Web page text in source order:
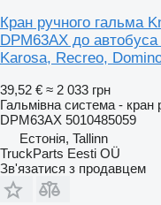
Кран ручного гальма
DPM63AX до
Karosa, Recreo,
39,52 € ≈ 2 033 грн
Гальмівна система - кран
DPM63AX 5010485059
Естонія, Tallinn
TruckParts Eesti OÜ
Зв'язатися з продавцем